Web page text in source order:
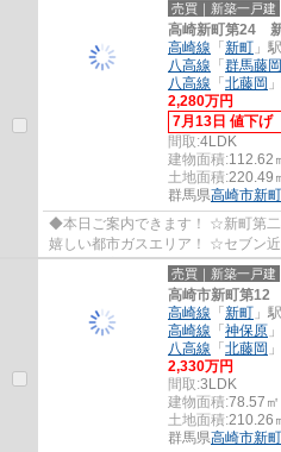
売買｜新築一戸建
高崎新町第24
高崎線 「 新町 」
八高線 「 群馬藤岡
八高線 「 北藤岡
2,280万円
7月13日 値下げ
間取:4LDK
建物面積:112.62
土地面積:220.49
群馬県高崎市新町
◆本日ご案内できます！ ☆新町第
嬉しい都市ガスエリア！ ☆セブン
４台分で広々◎
売買｜新築一戸建
高崎市新町第
高崎線 「 新町 」
高崎線 「 神保原
八高線 「 北藤岡
2,330万円
間取:3LDK
建物面積:78.57
土地面積:210.26
群馬県高崎市新町